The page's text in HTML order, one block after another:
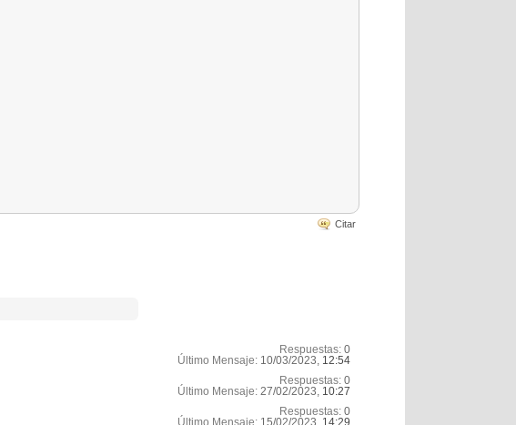
Citar
Respuestas: 0
Último Mensaje: 10/03/2023, 12:54
Respuestas: 0
Último Mensaje: 27/02/2023, 10:27
Respuestas: 0
Último Mensaje: 15/02/2023, 14:29